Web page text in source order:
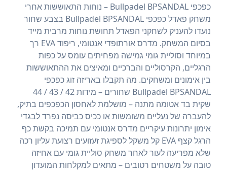
כפכפי Bullpadel BPSANDAL – נוחות התאוששות אחרי
משחק פאדל כפכפי Bullpadel BPSANDAL בצבע שחור
נועדו להעניק לשחקני הפאדל תחושת נוחות מרבית מייד
בסיום המשחק. מדרס אורתופדי אנטומי, ריפוד EVA רך
במיוחד וסוליית גומי גמישה מפחיתים עומס על כפות
הרגליים, הקרסוליים והברכיים ומאיצים את ההתאוששות
בין אימונים ומשחקים. מה תקבלו באריזה זוג כפכפי
Bullpadel BPSANDAL שחורים – מידות 42 / 43 / 44
שקית בד אטומה מתנה – מושלמת לאחסון הכפכפים בתיק,
להעברה של נעליים משומשות או ככיס כביסה נפרד לבגדי
אימון יתרונות עיקריים מדרס אנטומי עם תמיכה בקשת כף
הרגל קצף EVA קל משקל לספיגת זעזועים רצועת עליון רכה
שלא מפריעה לעור לאחר משחק סוליית גומי עם אחיזה
טובה על משטחים רטובים – מתאים למקלחות המועדון